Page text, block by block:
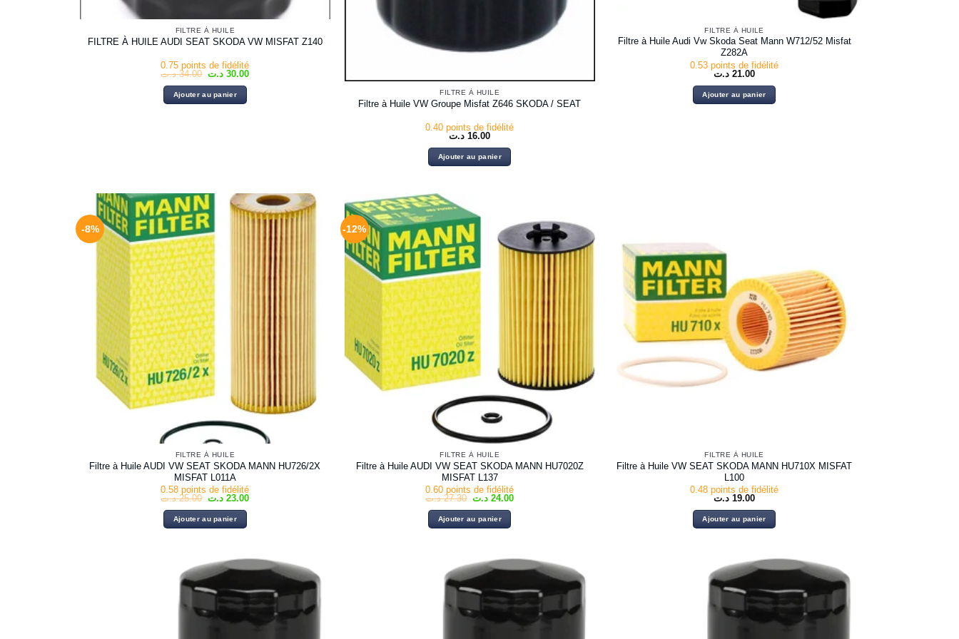
FILTRE À HUILE
FILTRE À HUILE AUDI SEAT SKODA VW MISFAT Z140
0.75 points de fidélité
34.00 د.ت
Le
prix
initial
était :
30.00 د.ت
Le
Ajouter au panier FILTRE À HUILE
Filtre à Huile VW Groupe Misfat Z646 SKODA / SEAT
0.40 points de fidélité
16.00 د.ت
Ajouter au panier
FILTRE À HUILE
Filtre à Huile Audi Vw Skoda Seat Mann W712/52 Misfat
Z282A
0.53 points de fidélité
21.00 د.ت
Ajouter au panier
-8%
FILTRE À HUILE
Filtre à Huile AUDI VW SEAT SKODA MANN HU726/2X
MISFAT L011A
0.58 points de fidélité
25.00 د.ت
Le
initial
était :
23.00 د.ت
Le
Ajouter au panier
-12%
FILTRE À HUILE
Filtre à Huile AUDI VW SEAT SKODA MANN HU7020Z
MISFAT L137
0.60 points de fidélité
27.30 د.ت
Le
initial
était :
24.00 د.ت
Le
Ajouter au panier
FILTRE À HUILE
Filtre à Huile VW SEAT SKODA MANN HU710X MISFAT
L100
0.48 points de fidélité
19.00 د.ت
Ajouter au panier